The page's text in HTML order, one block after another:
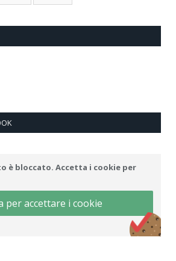
è bloccato. Accetta i cookie per
per accettare i cookie